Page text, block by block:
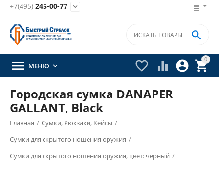
+7(495) 245-00-77 
0


 

 МЕНЮ 
Городская сумка DANAPER
GALLANT, Black
Главная / Сумки, Рюкзаки, Кейсы /
Сумки для скрытого ношения оружия /
Сумки для скрытого ношения оружия, цвет: чёрный /